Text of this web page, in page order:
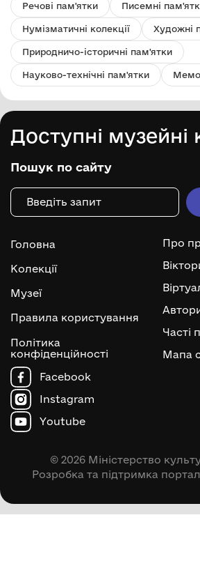
Речові пам'ятки Писемні
Нумізматичні колекції Художні
Природничо-історичні пам'ятки
Науково-технічні пам'ятки
Доступні музейні
Пошук по сайту
Головна
Колекції
Музеї
Правила користування
Політика
конфіденційності
Про
Часті
Мапа
Facebook
Instagram
Youtube
© 2026 Міністерство
Розробка та підтримка